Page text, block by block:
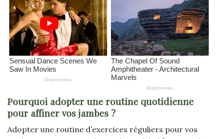
Pourquoi adopter une routine quotidienne
pour affiner vos jambes ?
Adopter une routine d’exercices réguliers pour vos